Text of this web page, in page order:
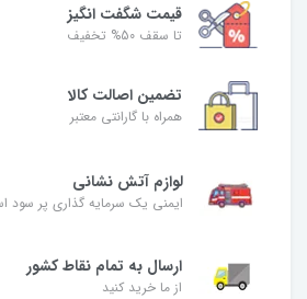
قیمت شگفت‌ انگیز
تا سقف 50% تخفیف
تضمین اصالت کالا
همراه با گارانتی معتبر
لوازم آتش نشانی
ایمنی یک سرمایه گذاری پر سود
ارسال به تمام نقاط کشور
از ما خرید کنید